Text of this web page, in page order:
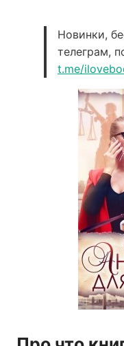
Новинки,
телеграм,
t.me/